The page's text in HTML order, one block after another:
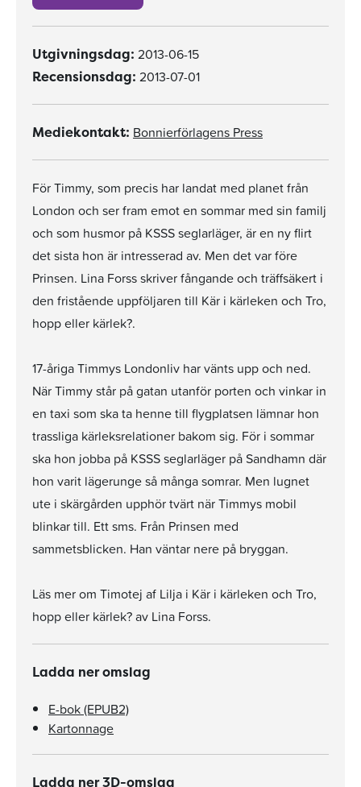
Utgivningsdag: 2013-06-15
Recensionsdag: 2013-07-01
Mediekontakt: Bonnierförlagens Press
För Timmy, som precis har landat med planet från
London och ser fram emot en sommar med sin familj
och som husmor på KSSS seglarläger, är en ny flirt
det sista hon är intresserad av. Men det var före
Prinsen. Lina Forss skriver fångande och träffsäkert i
den fristående uppföljaren till Kär i kärleken och Tro,
hopp eller kärlek?.
17-åriga Timmys Londonliv har vänts upp och ned.
När Timmy står på gatan utanför porten och vinkar in
en taxi som ska ta henne till flygplatsen lämnar hon
trassliga kärleksrelationer bakom sig. För i sommar
ska hon jobba på KSSS seglarläger på Sandhamn där
hon varit lägerunge så många somrar. Men lugnet
ute i skärgården upphör tvärt när Timmys mobil
blinkar till. Ett sms. Från Prinsen med
sammetsblicken. Han väntar nere på bryggan.
Läs mer om Timotej af Lilja i Kär i kärleken och Tro,
hopp eller kärlek? av Lina Forss.
Ladda ner omslag
E-bok (EPUB2)
Kartonnage
Ladda ner 3D-omslag